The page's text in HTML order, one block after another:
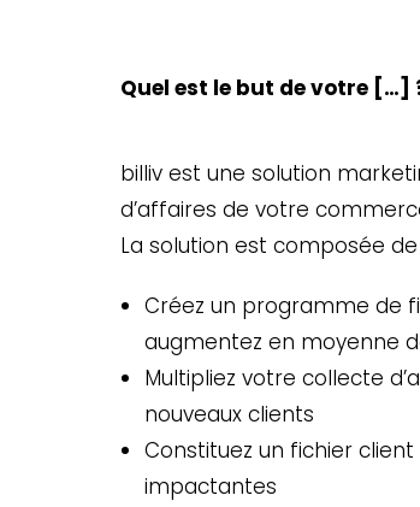
Quel est le but de votre […]
billiv est une solution
d’affaires de votre
La solution est composée
Créez un programme de
augmentez en moyenne
Multipliez votre collecte
nouveaux clients
Constituez un fichier
impactantes